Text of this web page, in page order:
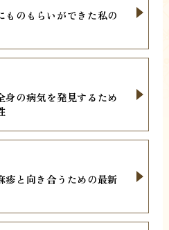
のもらいができた私の
身の病気を発見するため
疹と向き合うための最新